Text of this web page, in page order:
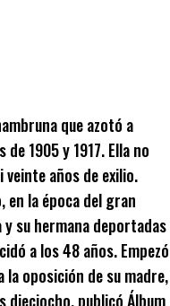
que azotó a
1905 y 1917. Ella no
veinte años de exilio.
en la época del gran
su hermana deportadas
a los 48 años. Empezó
la oposición de su madre,
dieciocho, publicó Álbum